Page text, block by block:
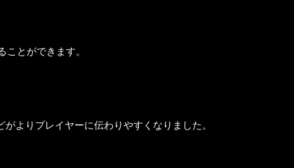
とができます。
よりプレイヤーに伝わりやすくなりました。